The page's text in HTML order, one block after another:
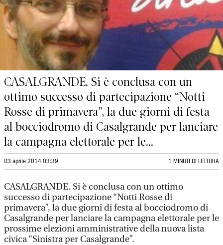
CASALGRANDE. Si è conclusa con un
ottimo successo di partecipazione “Notti
Rosse di primavera”, la due giorni di festa
al bocciodromo di Casalgrande per lanciare
la campagna elettorale per le...
03 aprile 2014 03:39 1 MINUTI DI LETTURA
CASALGRANDE. Si è conclusa con un ottimo
successo di partecipazione “Notti Rosse di
primavera”, la due giorni di festa al bocciodromo di
Casalgrande per lanciare la campagna elettorale per le
prossime elezioni amministrative della nuova lista
civica “Sinistra per Casalgrande”.